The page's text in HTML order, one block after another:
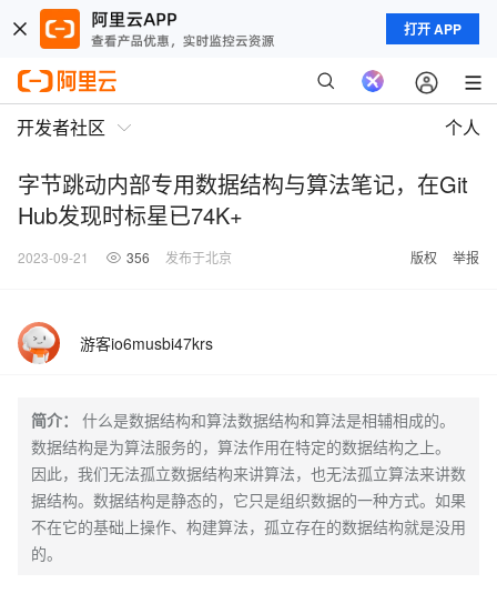
打开 APP
开发者社区 个人
字节跳动内部专用数据结构与算法笔记，在Git
Hub发现时标星已74K+
2023-09-21 356 发布于北京 版权 举报
游客io6musbi47krs
简介：
什么是数据结构和算法数据结构和算法是相辅相成的。
数据结构是为算法服务的，算法作用在特定的数据结构之上。
因此，我们无法孤立数据结构来讲算法，也无法孤立算法来讲数
据结构。数据结构是静态的，它只是组织数据的一种方式。如果
不在它的基础上操作、构建算法，孤立存在的数据结构就是没用
的。